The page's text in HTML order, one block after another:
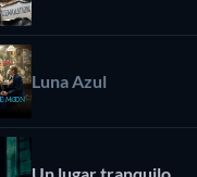
Luna Azul
Un lugar tranquilo